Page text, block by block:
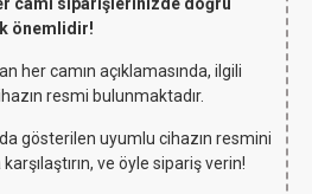
önemlidir!
her camın açıklamasında, ilgili
resmi bulunmaktadır.
gösterilen uyumlu cihazın resmini
karşılaştırın, ve öyle sipariş verin!